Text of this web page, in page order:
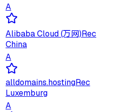
A
Alibaba Cloud (万网)Rec
China
A
alldomains.hostingRec
Luxemburg
A